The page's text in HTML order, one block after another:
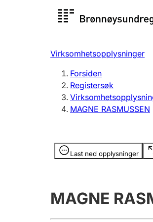
Registersøk
Registrere, endre, slette
Virksomhetsopplysninger
Forsiden
Registersøk
MAGNE RASMUSSEN
Last ned opplysninger
Opplysninger er skjult
MAGNE